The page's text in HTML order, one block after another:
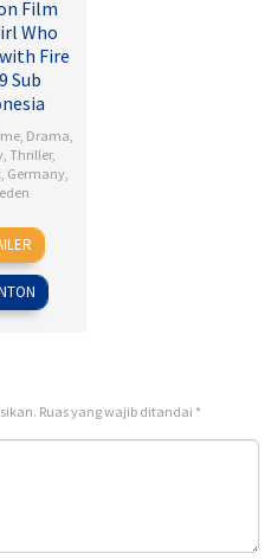
Film
Who
Fire
Sub
, Drama,
, Thriller,
, Germany,
18
Sep
2009
Daniel
Alfredson
Ruas yang wajib ditandai *